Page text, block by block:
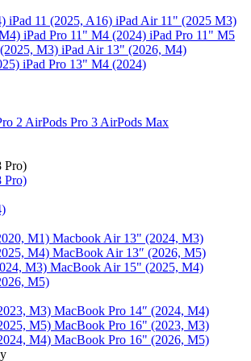
iPad 11 (2025, A16) iPad Air 11" (2025 M3)
iPad Pro 11" M4 (2024) iPad Pro 11" M5
M3) iPad Air 13" (2026, M4)
iPad Pro 13" M4 (2024)
2 AirPods Pro 3 AirPods Max
Pro)
Pro)
M1) Macbook Air 13" (2024, M3)
M4) MacBook Air 13″ (2026, M5)
M3) MacBook Air 15" (2025, M4)
M5)
M3) MacBook Pro 14″ (2024, M4)
M5) MacBook Pro 16" (2023, M3)
M4) MacBook Pro 16" (2026, M5)